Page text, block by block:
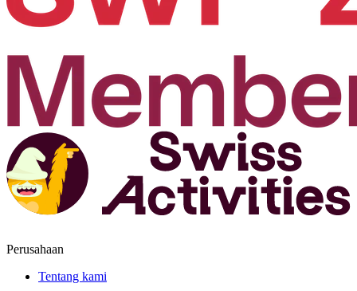
Perusahaan
Tentang kami